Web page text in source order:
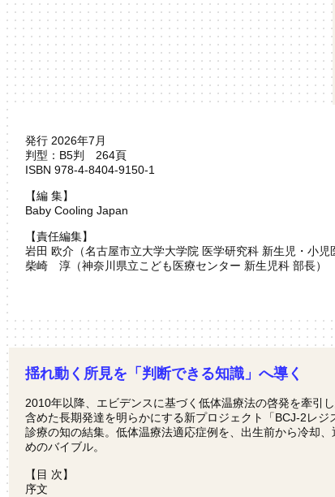
発行 2026年7月
判型：B5判 264頁
ISBN 978-4-8404-9150-1
【編 集】
Baby Cooling Japan
【責任編集】
岩田 欧介（名古屋市立大学大学院 医学研究科 新生児・小児
柴崎 淳（神奈川県立こども医療センター 新生児科 部長）
揺れ動く所見を「判断できる知識」へ導く
2010年以降、エビデンスに基づく低体温療法の啓発を牽引
含めた長期発達を明らかにする新プロジェクト「BCJ-2レ
診療の知の結集。低体温療法適応症例を、出生前から冷却
めのバイブル。
【目 次】
序文